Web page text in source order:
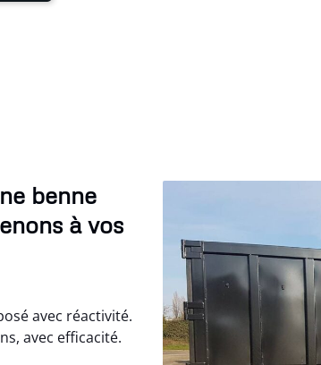
benne
à vos
avec réactivité.
avec efficacité.